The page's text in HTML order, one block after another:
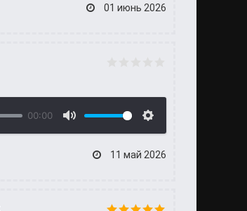
01 июнь 2026
00:00
11 май 2026